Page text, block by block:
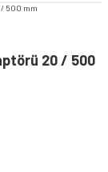
20 / 500